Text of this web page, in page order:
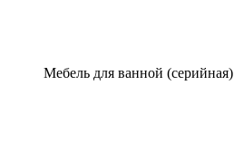
Мебель для ванной (серийная)